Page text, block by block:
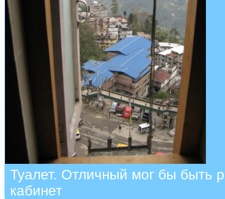
Туалет. Отличный мог бы быть
кабинет